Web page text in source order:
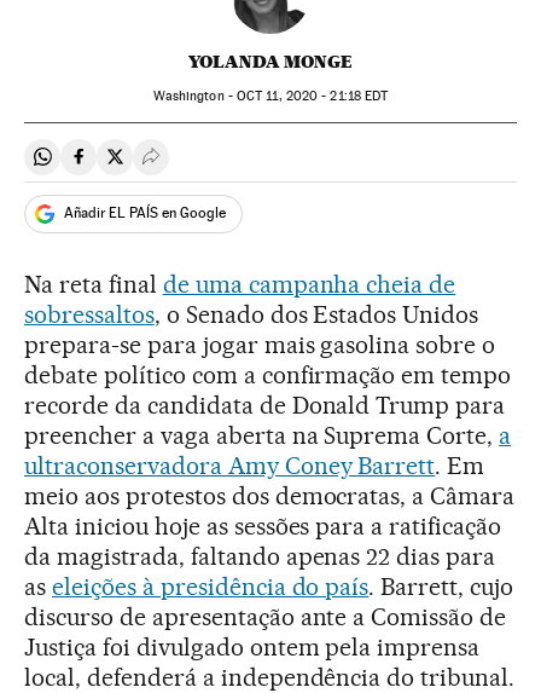
YOLANDA MONGE
Washington - OCT11, 2020 - 21:18EDT
Compartir en Whatsapp
Compartir en Facebook
Compartir en Twitter
Desplegar Redes Sociales
Añadir EL PAÍS en Google
Na reta final de uma campanha cheia de
sobressaltos, o Senado dos Estados Unidos
prepara-se para jogar mais gasolina sobre o
debate político com a confirmação em tempo
recorde da candidata de Donald Trump para
preencher a vaga aberta na Suprema Corte, a
ultraconservadora Amy Coney Barrett. Em
meio aos protestos dos democratas, a Câmara
Alta iniciou hoje as sessões para a ratificação
da magistrada, faltando apenas 22 dias para
as eleições à presidência do país. Barrett, cujo
discurso de apresentação ante a Comissão de
Justiça foi divulgado ontem pela imprensa
local, defenderá a independência do tribunal.